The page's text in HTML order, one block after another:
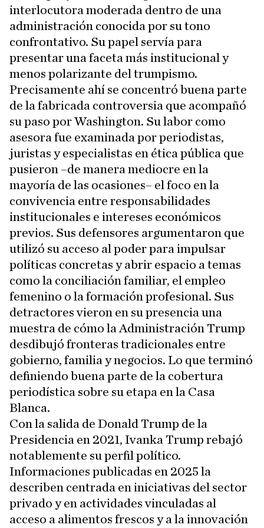
interlocutora moderada dentro de una
administración conocida por su tono
confrontativo. Su papel servía para
presentar una faceta más institucional y
menos polarizante del trumpismo.
Precisamente ahí se concentró buena parte
de la fabricada controversia que acompañó
su paso por Washington. Su labor como
asesora fue examinada por periodistas,
juristas y especialistas en ética pública que
pusieron –de manera mediocre en la
mayoría de las ocasiones– el foco en la
convivencia entre responsabilidades
institucionales e intereses económicos
previos. Sus defensores argumentaron que
utilizó su acceso al poder para impulsar
políticas concretas y abrir espacio a temas
como la conciliación familiar, el empleo
femenino o la formación profesional. Sus
detractores vieron en su presencia una
muestra de cómo la Administración Trump
desdibujó fronteras tradicionales entre
gobierno, familia y negocios. Lo que terminó
definiendo buena parte de la cobertura
periodística sobre su etapa en la Casa
Blanca.
Con la salida de Donald Trump de la
Presidencia en 2021, Ivanka Trump rebajó
notablemente su perfil político.
Informaciones publicadas en 2025 la
describen centrada en iniciativas del sector
privado y en actividades vinculadas al
acceso a alimentos frescos y a la innovación